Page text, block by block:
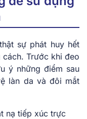
sự phát huy hết
Trước khi đeo
ý những điểm sau
làn da và đôi mắt
nạ tiếp xúc trực